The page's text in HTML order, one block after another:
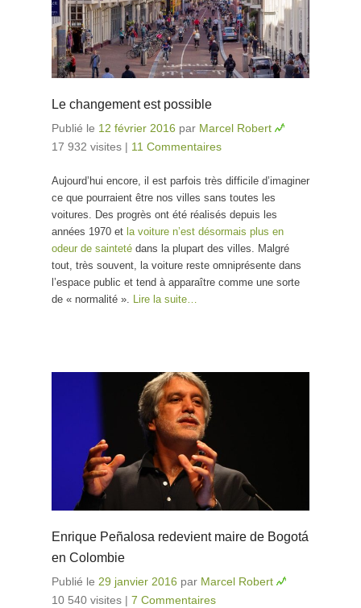
Le changement est possible
Publié le 12 février 2016 par Marcel Robert
17 932 visites | 11 Commentaires
Aujourd’hui encore, il est parfois très difficile d’imaginer
ce que pourraient être nos villes sans toutes les
voitures. Des progrès ont été réalisés depuis les
années 1970 et la voiture n’est désormais plus en
odeur de sainteté dans la plupart des villes. Malgré
tout, très souvent, la voiture reste omniprésente dans
l’espace public et tend à apparaître comme une sorte
de « normalité ». Lire la suite…
Enrique Peñalosa redevient maire de Bogotá
en Colombie
Publié le 29 janvier 2016 par Marcel Robert
10 540 visites | 7 Commentaires